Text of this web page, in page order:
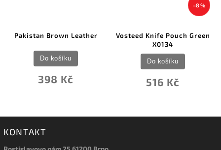
Pakistan Brown Leather
398 Kč
Do košíku
–8 %
Vosteed Knife Pouch Green
X0134
516 Kč
Do košíku
KONTAKT